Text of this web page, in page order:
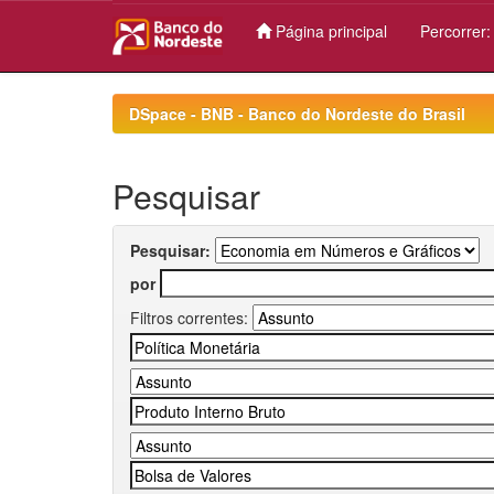
Página principal Percorrer:
DSpace - BNB - Banco do Nordeste do Brasil
Pesquisar
Pesquisar:
por
Filtros correntes: